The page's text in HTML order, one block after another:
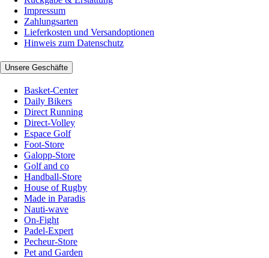
Impressum
Zahlungsarten
Lieferkosten und Versandoptionen
Hinweis zum Datenschutz
Unsere Geschäfte
Basket-Center
Daily Bikers
Direct Running
Direct-Volley
Espace Golf
Foot-Store
Galopp-Store
Golf and co
Handball-Store
House of Rugby
Made in Paradis
Nauti-wave
On-Fight
Padel-Expert
Pecheur-Store
Pet and Garden